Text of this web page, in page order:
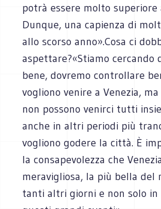
potrà essere molto
Dunque, una capienza di
allo scorso anno».Cosa ci
aspettare?«Stiamo cercando
bene, dovremo controllare
vogliono venire a Venezia,
non possono venirci tutti
anche in altri periodi più
vogliono godere la città. È
la consapevolezza che
meravigliosa, la più bella del
tanti altri giorni e non solo in